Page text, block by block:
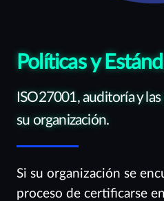
Políticas y
ISO27001, auditoría y
su organización.
Si su organización se
proceso de certificarse